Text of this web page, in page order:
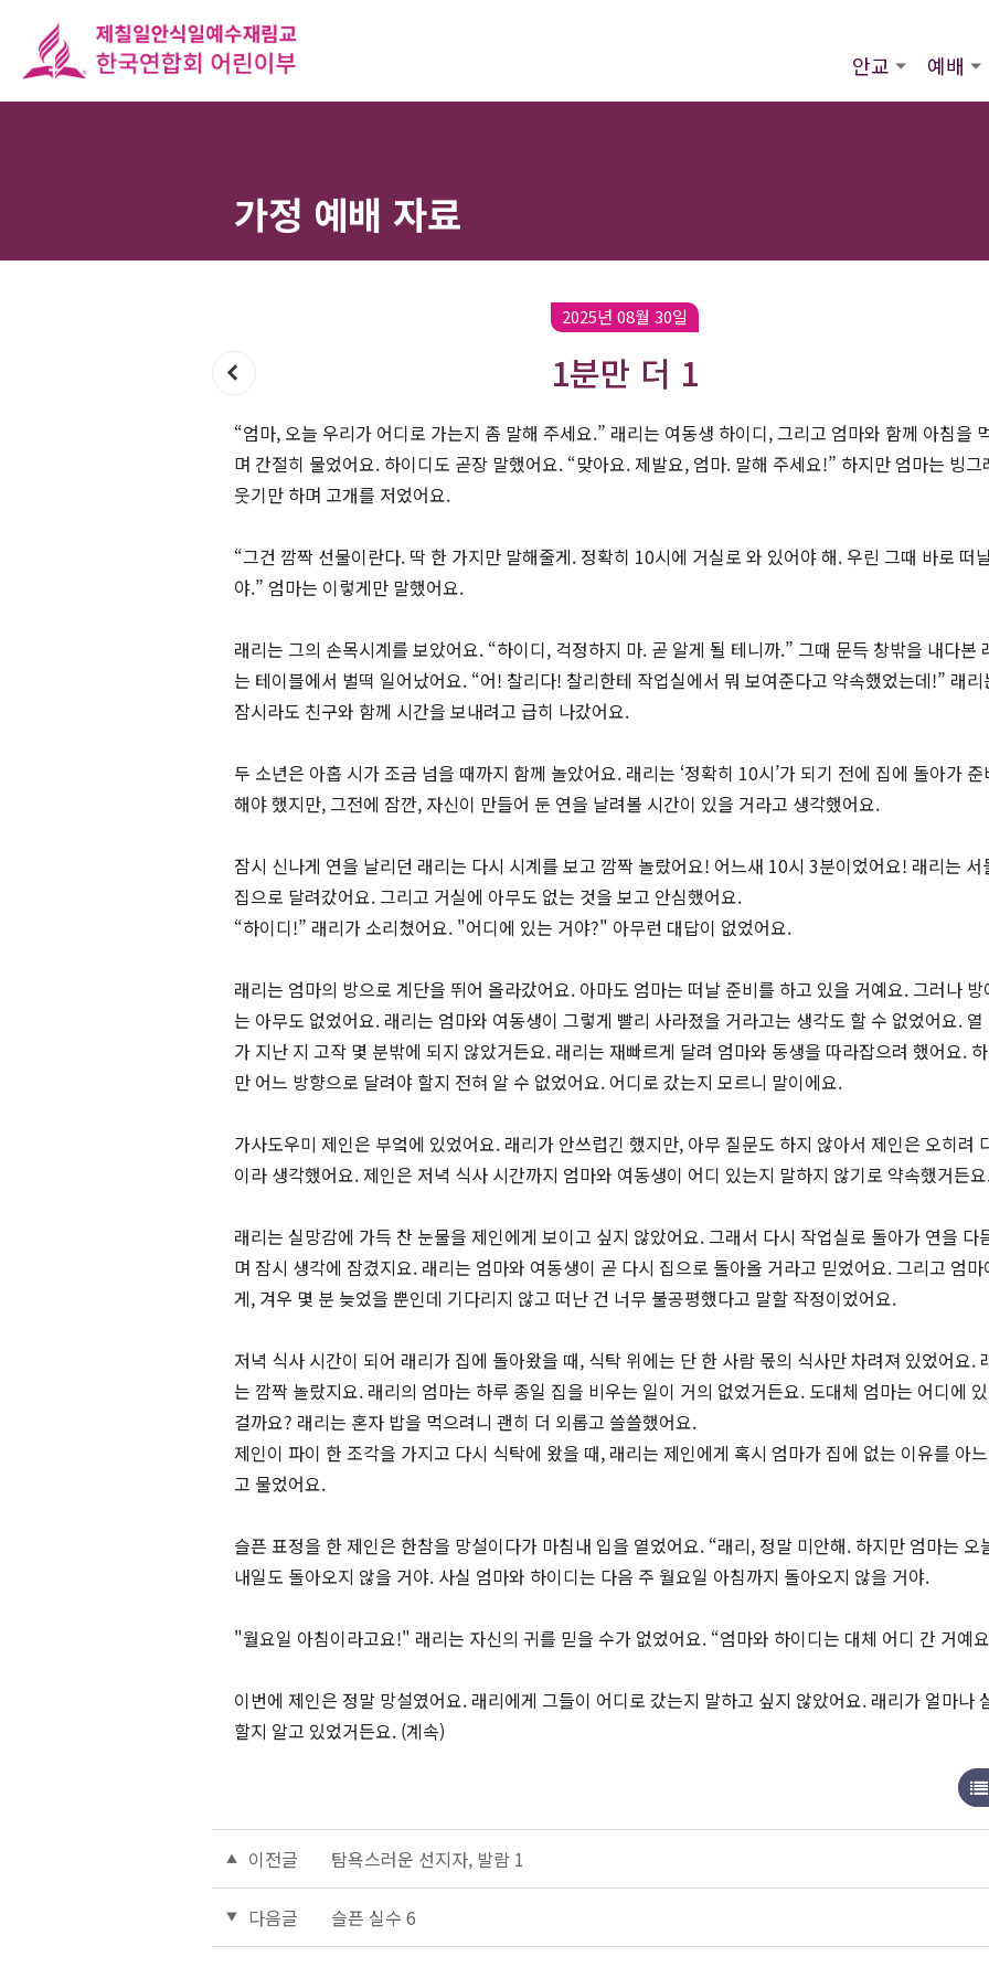
안교 예배
가정 예배 자료
2025년 08월 30일
1분만 더 1
“엄마, 오늘 우리가 어디로 가는지 좀 말해 주세요.” 래리는 여동생 하이디, 그리고 엄마와 함께 아침을
며 간절히 물었어요. 하이디도 곧장 말했어요. “맞아요. 제발요, 엄마. 말해 주세요!” 하지만 엄마는 빙그
웃기만 하며 고개를 저었어요.
“그건 깜짝 선물이란다. 딱 한 가지만 말해줄게. 정확히 10시에 거실로 와 있어야 해. 우린 그때 바로 떠
야.” 엄마는 이렇게만 말했어요.
래리는 그의 손목시계를 보았어요. “하이디, 걱정하지 마. 곧 알게 될 테니까.” 그때 문득 창밖을 내다본
는 테이블에서 벌떡 일어났어요. “어! 찰리다! 찰리한테 작업실에서 뭐 보여준다고 약속했었는데!” 래리
잠시라도 친구와 함께 시간을 보내려고 급히 나갔어요.
두 소년은 아홉 시가 조금 넘을 때까지 함께 놀았어요. 래리는 ‘정확히 10시’가 되기 전에 집에 돌아가 준
해야 했지만, 그전에 잠깐, 자신이 만들어 둔 연을 날려볼 시간이 있을 거라고 생각했어요.
잠시 신나게 연을 날리던 래리는 다시 시계를 보고 깜짝 놀랐어요! 어느새 10시 3분이었어요! 래리는 서
집으로 달려갔어요. 그리고 거실에 아무도 없는 것을 보고 안심했어요.
“하이디!” 래리가 소리쳤어요. "어디에 있는 거야?" 아무런 대답이 없었어요.
래리는 엄마의 방으로 계단을 뛰어 올라갔어요. 아마도 엄마는 떠날 준비를 하고 있을 거예요. 그러나 방
는 아무도 없었어요. 래리는 엄마와 여동생이 그렇게 빨리 사라졌을 거라고는 생각도 할 수 없었어요. 열
가 지난 지 고작 몇 분밖에 되지 않았거든요. 래리는 재빠르게 달려 엄마와 동생을 따라잡으려 했어요.
만 어느 방향으로 달려야 할지 전혀 알 수 없었어요. 어디로 갔는지 모르니 말이에요.
가사도우미 제인은 부엌에 있었어요. 래리가 안쓰럽긴 했지만, 아무 질문도 하지 않아서 제인은 오히려
이라 생각했어요. 제인은 저녁 식사 시간까지 엄마와 여동생이 어디 있는지 말하지 않기로 약속했거든
래리는 실망감에 가득 찬 눈물을 제인에게 보이고 싶지 않았어요. 그래서 다시 작업실로 돌아가 연을 다
며 잠시 생각에 잠겼지요. 래리는 엄마와 여동생이 곧 다시 집으로 돌아올 거라고 믿었어요. 그리고 엄마
게, 겨우 몇 분 늦었을 뿐인데 기다리지 않고 떠난 건 너무 불공평했다고 말할 작정이었어요.
저녁 식사 시간이 되어 래리가 집에 돌아왔을 때, 식탁 위에는 단 한 사람 몫의 식사만 차려져 있었어요.
는 깜짝 놀랐지요. 래리의 엄마는 하루 종일 집을 비우는 일이 거의 없었거든요. 도대체 엄마는 어디에
걸까요? 래리는 혼자 밥을 먹으려니 괜히 더 외롭고 쓸쓸했어요.
제인이 파이 한 조각을 가지고 다시 식탁에 왔을 때, 래리는 제인에게 혹시 엄마가 집에 없는 이유를 아
고 물었어요.
슬픈 표정을 한 제인은 한참을 망설이다가 마침내 입을 열었어요. “래리, 정말 미안해. 하지만 엄마는 오
내일도 돌아오지 않을 거야. 사실 엄마와 하이디는 다음 주 월요일 아침까지 돌아오지 않을 거야.
"월요일 아침이라고요!" 래리는 자신의 귀를 믿을 수가 없었어요. “엄마와 하이디는 대체 어디 간 거예
이번에 제인은 정말 망설였어요. 래리에게 그들이 어디로 갔는지 말하고 싶지 않았어요. 래리가 얼마나
할지 알고 있었거든요. (계속)
이전글 탐욕스러운 선지자, 발람 1
다음글 슬픈 실수 6